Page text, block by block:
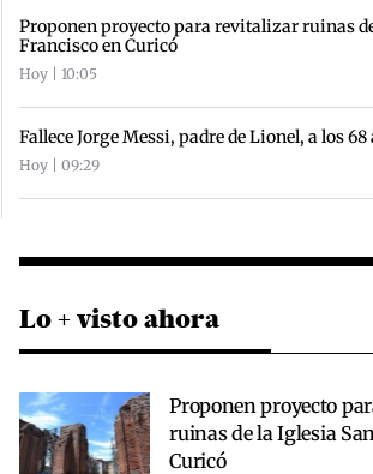
Proponen proyecto para revitalizar ruinas
Francisco en Curicó
Hoy | 10:05
Fallece Jorge Messi, padre de Lionel, a los
Hoy | 09:29
Lo + visto ahora
Proponen proyecto
ruinas de la Iglesia
Curicó